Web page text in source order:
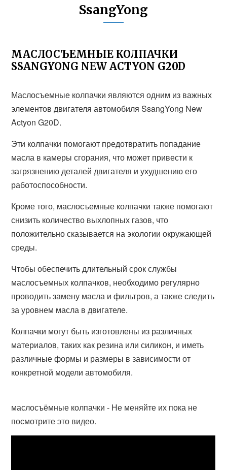
SsangYong
МАСЛОСЪЕМНЫЕ КОЛПАЧКИ
SSANGYONG NEW ACTYON G20D
Маслосъемные колпачки являются одним из важных
элементов двигателя автомобиля SsangYong New
Actyon G20D.
Эти колпачки помогают предотвратить попадание
масла в камеры сгорания, что может привести к
загрязнению деталей двигателя и ухудшению его
работоспособности.
Кроме того, маслосъемные колпачки также помогают
снизить количество выхлопных газов, что
положительно сказывается на экологии окружающей
среды.
Чтобы обеспечить длительный срок службы
маслосъемных колпачков, необходимо регулярно
проводить замену масла и фильтров, а также следить
за уровнем масла в двигателе.
Колпачки могут быть изготовлены из различных
материалов, таких как резина или силикон, и иметь
различные формы и размеры в зависимости от
конкретной модели автомобиля.
маслосъёмные колпачки - Не меняйте их пока не
посмотрите это видео.